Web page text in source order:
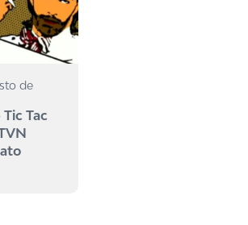
de
Tac